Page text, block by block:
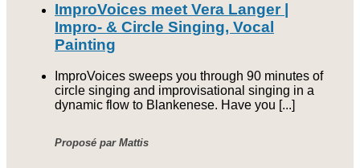
ImproVoices meet Vera Langer |
Impro- & Circle Singing, Vocal
Painting
ImproVoices sweeps you through 90 minutes of
circle singing and improvisational singing in a
dynamic flow to Blankenese. Have you [...]
Proposé par Mattis